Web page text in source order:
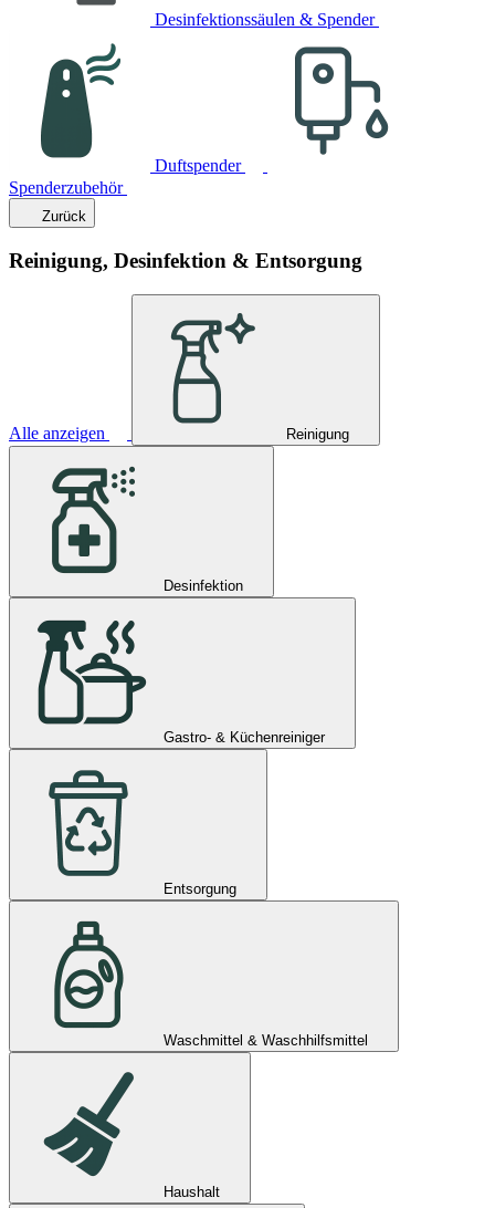
Desinfektionssäulen & Spender
Duftspender
Spenderzubehör
Zurück
Reinigung, Desinfektion & Entsorgung
Alle anzeigen Reinigung
Desinfektion
Gastro- & Küchenreiniger
Entsorgung
Waschmittel & Waschhilfsmittel
Haushalt